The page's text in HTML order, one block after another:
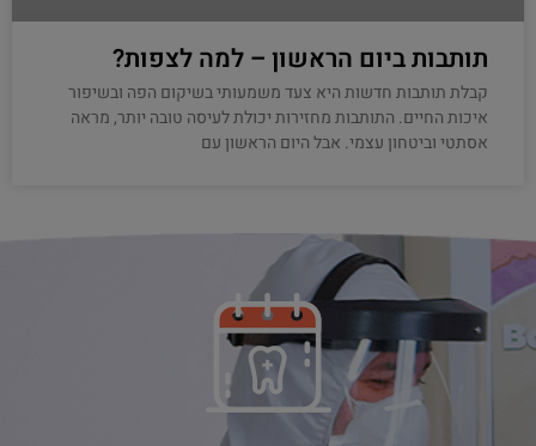
תותבות ביום הראשון – למה לצפות?
קבלת תותבות חדשות היא צעד משמעותי בשיקום הפה ובשיפור
איכות החיים. התותבות מחזירות יכולת לעיסה טובה יותר, מראה
אסתטי וביטחון עצמי. אבל היום הראשון עם